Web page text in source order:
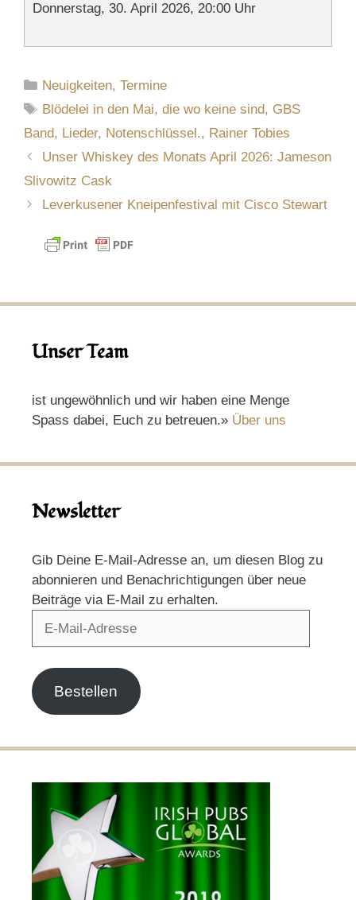
Donnerstag, 30. April 2026, 20:00 Uhr
Kategorien
Neuigkeiten,Termine
Schlagwörter
Blödelei in den Mai,die wo keine sind, GBS
Band, Lieder, Notenschlüssel., Rainer Tobies
Unser Whiskey des Monats April 2026: Jameson
Slivowitz Cask
Leverkusener Kneipenfestival mit Cisco Stewart
Unser Team
ist ungewöhnlich und wir haben eine Menge
Spass dabei, Euch zu betreuen.» Über uns
Newsletter
Gib Deine E-Mail-Adresse an, um diesen Blog zu
abonnieren und Benachrichtigungen über neue
Beiträge via E-Mail zu erhalten.
Bestellen